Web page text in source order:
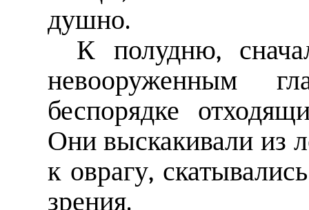
душно.
К полудню,
невооруженным
беспорядке
Они выскакивали из
к оврагу,
зрения.